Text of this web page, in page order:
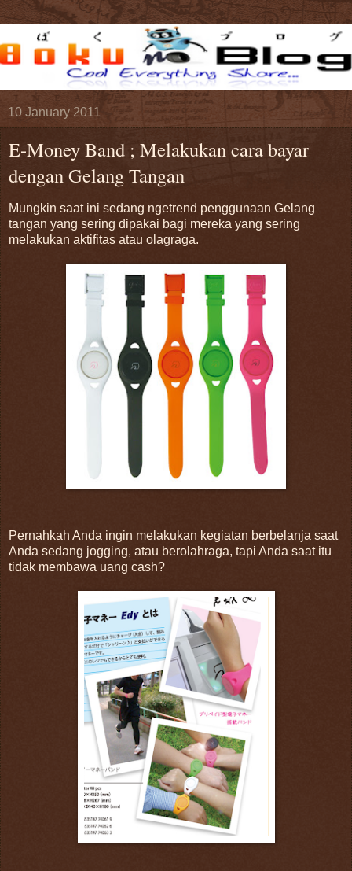
10 January 2011
E-Money Band ; Melakukan cara bayar
dengan Gelang Tangan
Mungkin saat ini sedang ngetrend penggunaan Gelang
tangan yang sering dipakai bagi mereka yang sering
melakukan aktifitas atau olagraga.
Pernahkah Anda ingin melakukan kegiatan berbelanja saat
Anda sedang jogging, atau berolahraga, tapi Anda saat itu
tidak membawa uang cash?